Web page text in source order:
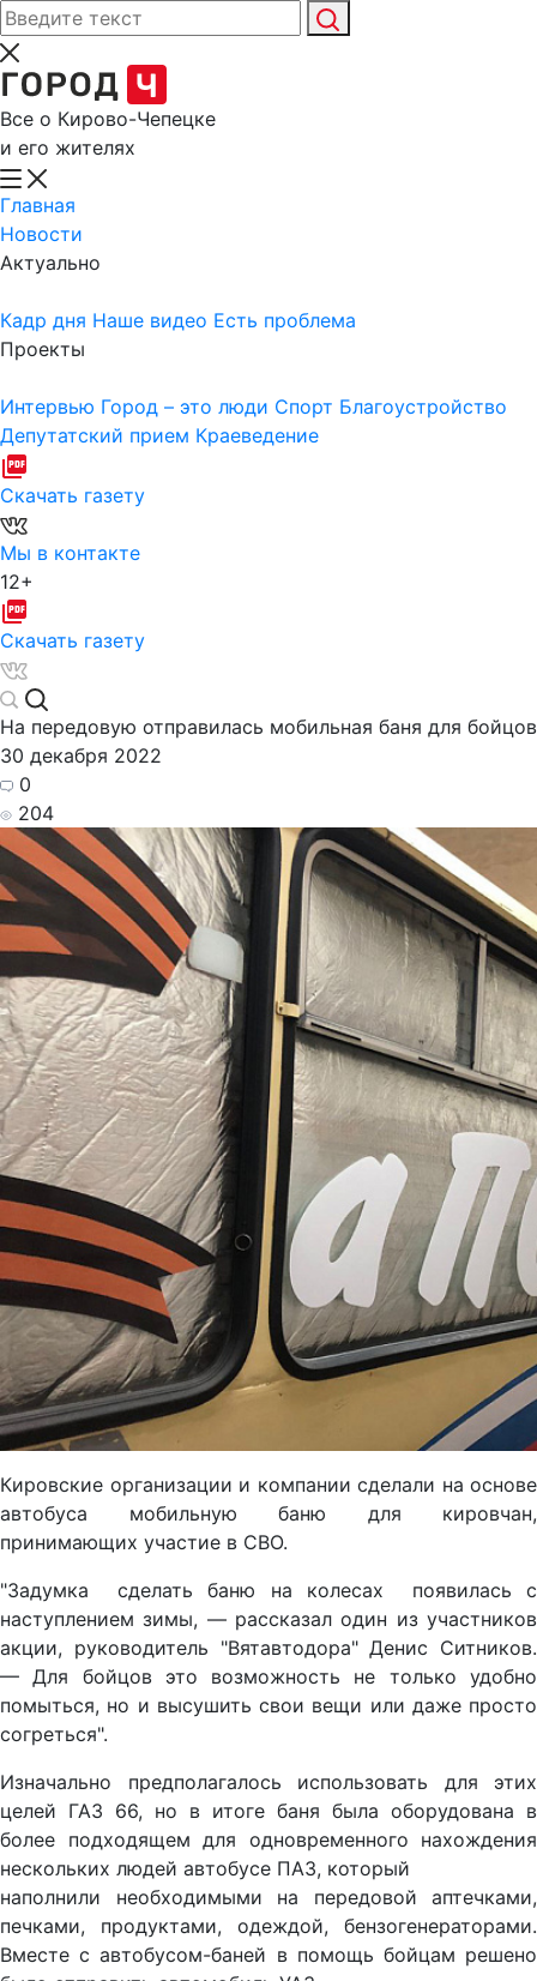
Все о Кирово-Чепецке
и его жителях
Главная
Новости
Актуально
Кадр дня Наше видео Есть проблема
Проекты
Интервью Город – это люди Спорт Благоустройство
Депутатский прием Краеведение
Скачать газету
Мы в контакте
12+
Скачать газету
На передовую отправилась мобильная баня для бойцов
30 декабря 2022
0
204
Кировские организации и компании сделали на основе
автобуса мобильную баню для кировчан,
принимающих участие в СВО.
"Задумка сделать баню на колесах появилась с
наступлением зимы, — рассказал один из участников
акции, руководитель "Вятавтодора" Денис Ситников.
— Для бойцов это возможность не только удобно
помыться, но и высушить свои вещи или даже просто
согреться".
Изначально предполагалось использовать для этих
целей ГАЗ 66, но в итоге баня была оборудована в
более подходящем для одновременного нахождения
нескольких людей автобусе ПАЗ, который
наполнили необходимыми на передовой аптечками,
печками, продуктами, одеждой, бензогенераторами.
Вместе с автобусом-баней в помощь бойцам решено